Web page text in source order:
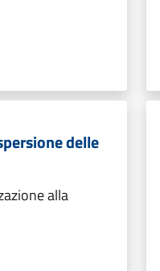
delle
alla